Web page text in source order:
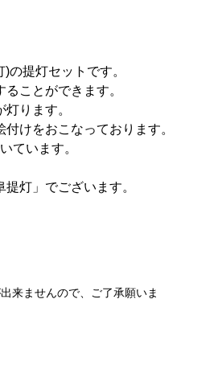
提灯セットです。
ことができます。
ります。
けをおこなっております。
ています。
灯」でございます。
来ませんので、ご了承願いま